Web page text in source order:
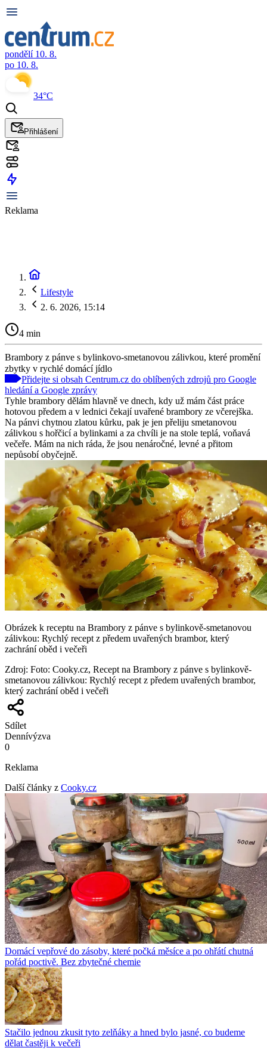
pondělí 10. 8.
po 10. 8.
34°C
Přihlášení
Reklama
Lifestyle
2. 6. 2026, 15:14
4 min
Brambory z pánve s bylinkovo-smetanovou zálivkou, které promění
zbytky v rychlé domácí jídlo
Přidejte si obsah Centrum.cz do oblíbených zdrojů pro Google
hledání a Google zprávy
Tyhle brambory dělám hlavně ve dnech, kdy už mám část práce
hotovou předem a v lednici čekají uvařené brambory ze včerejška.
Na pánvi chytnou zlatou kůrku, pak je jen přeliju smetanovou
zálivkou s hořčicí a bylinkami a za chvíli je na stole teplá, voňavá
večeře. Mám na nich ráda, že jsou nenáročné, levné a přitom
nepůsobí obyčejně.
Obrázek k receptu na Brambory z pánve s bylinkově-smetanovou
zálivkou: Rychlý recept z předem uvařených brambor, který
zachrání oběd i večeři
Zdroj: Foto: Cooky.cz, Recept na Brambory z pánve s bylinkově-
smetanovou zálivkou: Rychlý recept z předem uvařených brambor,
který zachrání oběd i večeři
Sdílet
Dennívýzva
0
Reklama
Další články z Cooky.cz
Domácí vepřové do zásoby, které počká měsíce a po ohřátí chutná
pořád poctivě. Bez zbytečné chemie
Stačilo jednou zkusit tyto zelňáky a hned bylo jasné, co budeme
dělat častěji k večeři